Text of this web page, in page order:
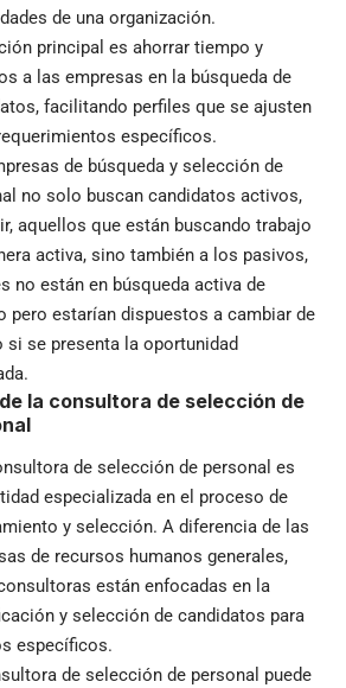
de una organización.
principal es ahorrar tiempo y
a las empresas en la búsqueda de
facilitando perfiles que se ajusten
específicos.
de búsqueda y selección de
no solo buscan candidatos activos,
aquellos que están buscando trabajo
activa, sino también a los pasivos,
no están en búsqueda activa de
pero estarían dispuestos a cambiar de
si se presenta la oportunidad
la consultora de selección de
de selección de personal es
especializada en el proceso de
y selección. A diferencia de las
de recursos humanos generales,
están enfocadas en la
y selección de candidatos para
específicos.
de selección de personal puede